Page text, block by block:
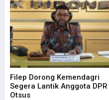
Filep Dorong Kemendagri
Segera Lantik Anggota DPR
Otsus